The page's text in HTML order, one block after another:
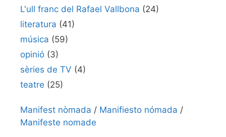
L'ull franc del Rafael Vallbona (24)
literatura (41)
música (59)
opinió (3)
sèries de TV (4)
teatre (25)
Manifest nòmada / Manifiesto nómada /
Manifeste nomade